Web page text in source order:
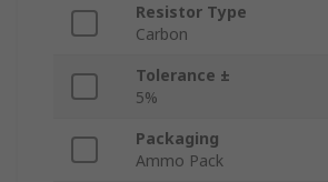
Resistor Type
Carbon
Tolerance ±
5%
Packaging
Ammo Pack